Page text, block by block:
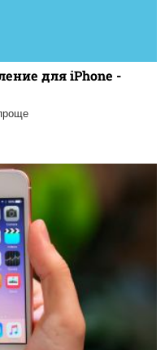
для iPhone -